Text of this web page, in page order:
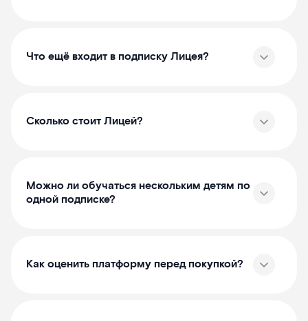
Что ещё входит в подписку Лицея?
Сколько стоит Лицей?
Можно ли обучаться нескольким детям по
одной подписке?
Как оценить платформу перед покупкой?